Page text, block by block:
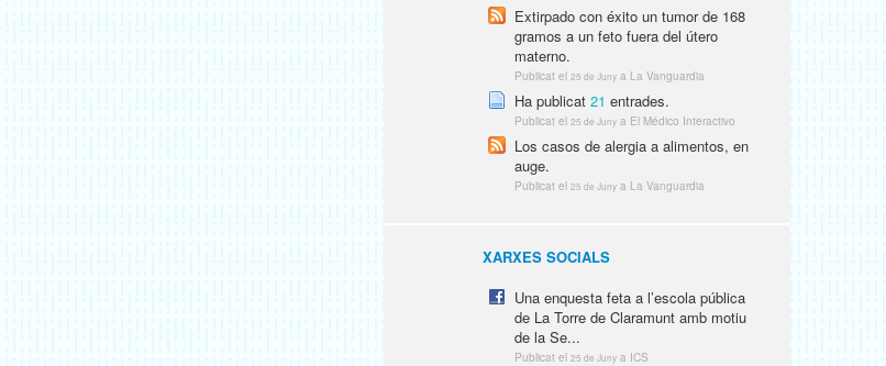
Extirpado con éxito un tumor de 168
gramos a un feto fuera del útero
materno.
Publicat el 25 de Juny a La Vanguardia
Ha publicat 21 entrades.
Publicat el 25 de Juny a El Médico Interactivo
Los casos de alergia a alimentos, en
auge.
Publicat el 25 de Juny a La Vanguardia
XARXES SOCIALS
Una enquesta feta a l’escola pública
de La Torre de Claramunt amb motiu
de la Se...
Publicat el 25 de Juny a ICS